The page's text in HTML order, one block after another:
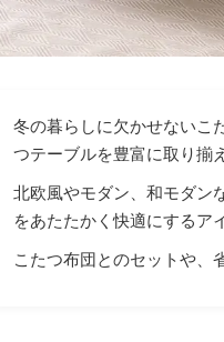
冬の暮らしに欠かせないこ
つテーブルを豊富に取り揃
北欧風やモダン、和モダン
をあたたかく快適にするア
こたつ布団とのセットや、